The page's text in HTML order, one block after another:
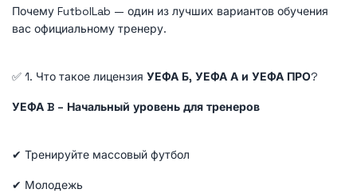
Почему FutbolLab — один из лучших вариантов обучения
вас официальному тренеру.
✅ 1. Что такое лицензия УЕФА Б, УЕФА А и УЕФА ПРО?
УЕФА B – Начальный уровень для тренеров
✔ Тренируйте массовый футбол
✔ Молодежь